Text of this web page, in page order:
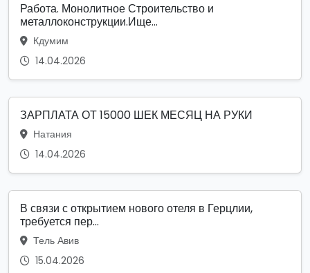
Работа. Монолитное Строительство и
металлоконструкции.Ище...
Кдумим
14.04.2026
ЗАРПЛАТА ОТ 15000 ШЕК МЕСЯЦ НА РУКИ
Натания
14.04.2026
В связи с открытием нового отеля в Герцлии,
требуется пер...
Тель Авив
15.04.2026